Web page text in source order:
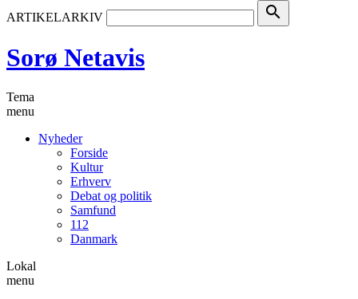
ARTIKELARKIV search
Sorø Netavis
Tema
menu
Nyheder
Forside
Kultur
Erhverv
Debat og politik
Samfund
112
Danmark
Lokal
menu